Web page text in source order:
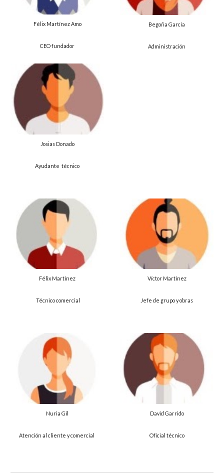
Félix Martínez Amo
CEO fundador
Josias Donado
Ayudante técnico
Begoña García
Administración
Félix Martínez
Técnico comercial
VíctorMartínez
Jefe de grupo y obras
Nuria Gil
Atención al cliente y comercial
David Garrido
Oficial técnico